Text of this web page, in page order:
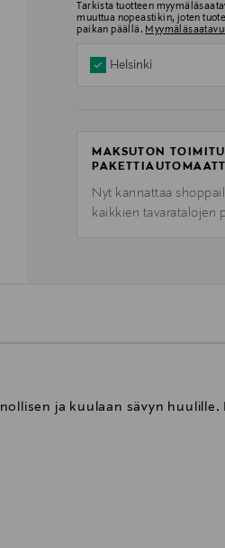
Tarkista tuotteen
muuttua nopeastikin, joten
paikan päällä.
Helsinki
MAKSUTON
Nyt kannattaa
kaikkien tavaratalojen
ja kuulaan sävyn huulille.